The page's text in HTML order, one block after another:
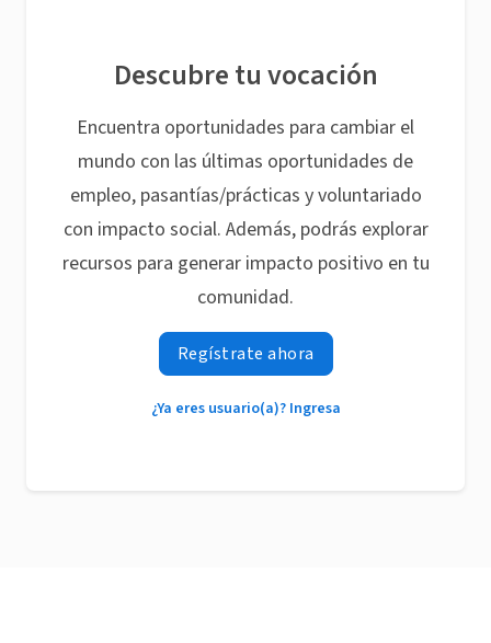
Descubre tu vocación
Encuentra oportunidades para cambiar el
mundo con las últimas oportunidades de
empleo, pasantías/prácticas y voluntariado
con impacto social. Además, podrás explorar
recursos para generar impacto positivo en tu
comunidad.
Regístrate ahora
¿Ya eres usuario(a)? Ingresa